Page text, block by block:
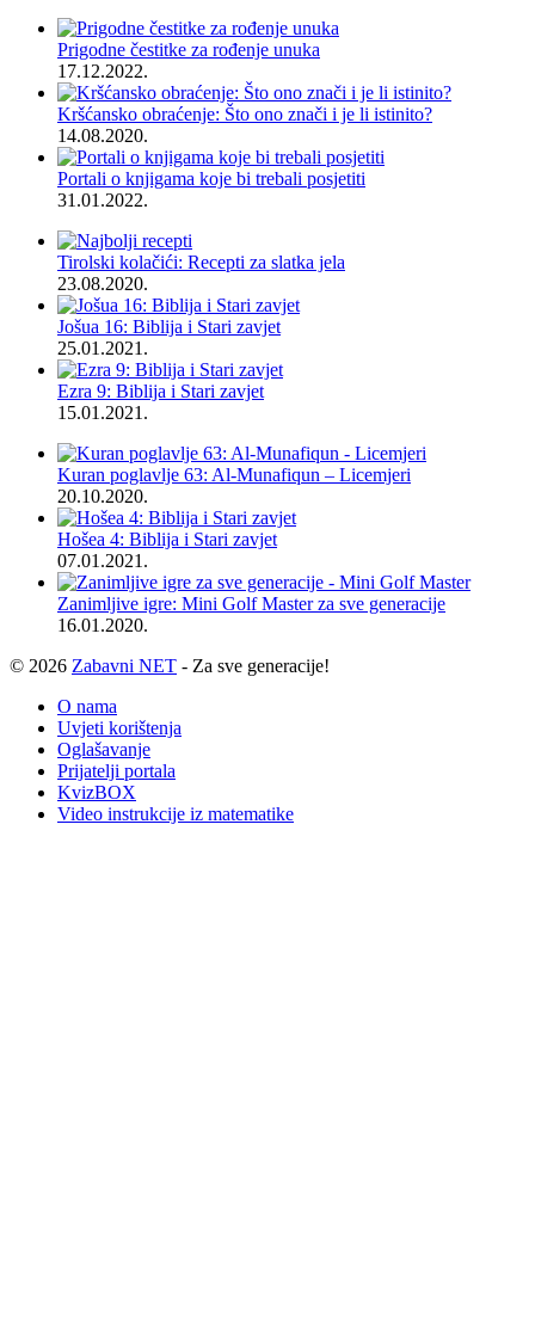
Prigodne čestitke za rođenje unuka
17.12.2022.
Kršćansko obraćenje: Što ono znači i je li istinito?
14.08.2020.
Portali o knjigama koje bi trebali posjetiti
31.01.2022.
Tirolski kolačići: Recepti za slatka jela
23.08.2020.
Jošua 16: Biblija i Stari zavjet
25.01.2021.
Ezra 9: Biblija i Stari zavjet
15.01.2021.
Kuran poglavlje 63: Al-Munafiqun – Licemjeri
20.10.2020.
Hošea 4: Biblija i Stari zavjet
07.01.2021.
Zanimljive igre: Mini Golf Master za sve generacije
16.01.2020.
© 2026 Zabavni NET - Za sve generacije!
O nama
Uvjeti korištenja
Oglašavanje
Prijatelji portala
KvizBOX
Video instrukcije iz matematike